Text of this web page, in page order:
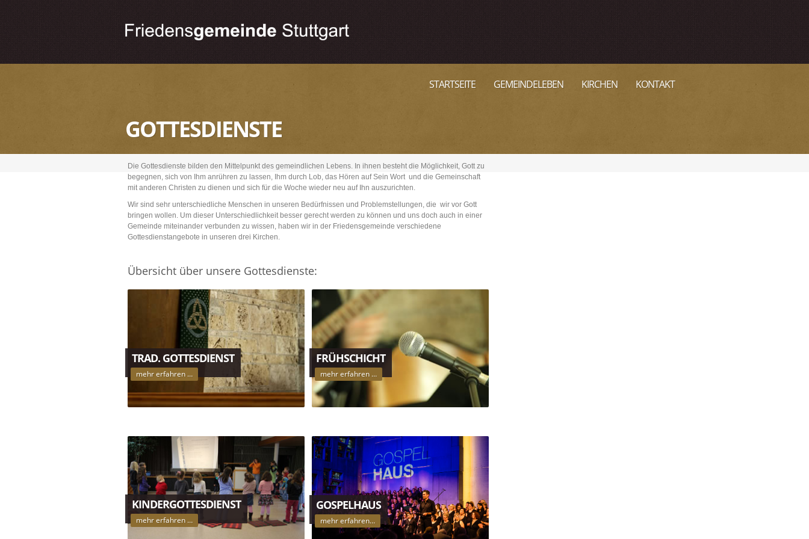
STARTSEITE GEMEINDELEBEN KIRCHEN KONTAKT
GOTTESDIENSTE
Die Gottesdienste bilden den Mittelpunkt des gemeindlichen Lebens. In ihnen besteht die Möglichkeit, Gott zu
begegnen, sich von Ihm anrühren zu lassen, Ihm durch Lob, das Hören auf Sein Wort und die Gemeinschaft
mit anderen Christen zu dienen und sich für die Woche wieder neu auf Ihn auszurichten.
Wir sind sehr unterschiedliche Menschen in unseren Bedürfnissen und Problemstellungen, die wir vor Gott
bringen wollen. Um dieser Unterschiedlichkeit besser gerecht werden zu können und uns doch auch in einer
Gemeinde miteinander verbunden zu wissen, haben wir in der Friedensgemeinde verschiedene
Gottesdienstangebote in unseren drei Kirchen.
Übersicht über unsere Gottesdienste:
TRAD. GOTTESDIENST
mehr erfahren …
FRÜHSCHICHT
mehr erfahren …
KINDERGOTTESDIENST
mehr erfahren …
GOSPELHAUS
mehr erfahren…